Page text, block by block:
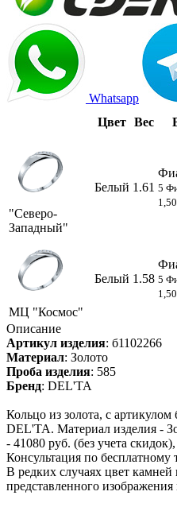
Whatsapp
Цвет Вес
"Северо-
Западный"
Белый 1.61 5
МЦ "Космос"
Белый 1.58 5
Описание
Артикул изделия: б1102266
Материал: Золото
Проба изделия: 585
Бренд: DEL'TA
Кольцо из золота, с
DEL'TA. Материал изделия -
- 41080 руб. (без учета
Консультация по бесплатному
В редких случаях цвет камней
представленного